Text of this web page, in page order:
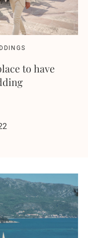
to have